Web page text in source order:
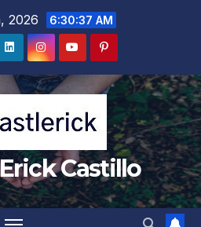
2026 6:30:38 AM
Castillo